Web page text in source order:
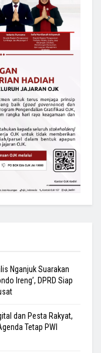
Nganjuk Suarakan
Ireng’, DPRD Siap
dan Pesta Rakyat,
Tetap PWI